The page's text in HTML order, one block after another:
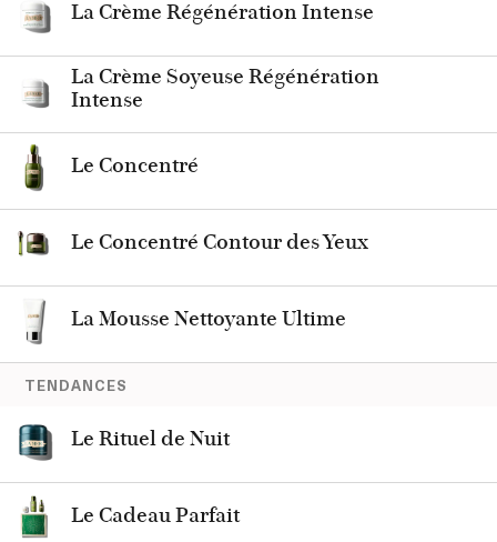
La Crème Régénération Intense
La Crème Soyeuse Régénération
Intense
Le Concentré
Le Concentré Contour des Yeux
La Mousse Nettoyante Ultime
TENDANCES
Le Rituel de Nuit
Le Cadeau Parfait